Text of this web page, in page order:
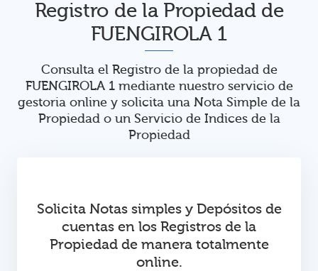
Registro de la Propiedad de
FUENGIROLA 1
Consulta el Registro de la propiedad de
FUENGIROLA 1 mediante nuestro servicio de
gestoria online y solicita una Nota Simple de la
Propiedad o un Servicio de Indices de la
Propiedad
Solicita Notas simples y Depósitos de
cuentas en los Registros de la
Propiedad de manera totalmente
online.